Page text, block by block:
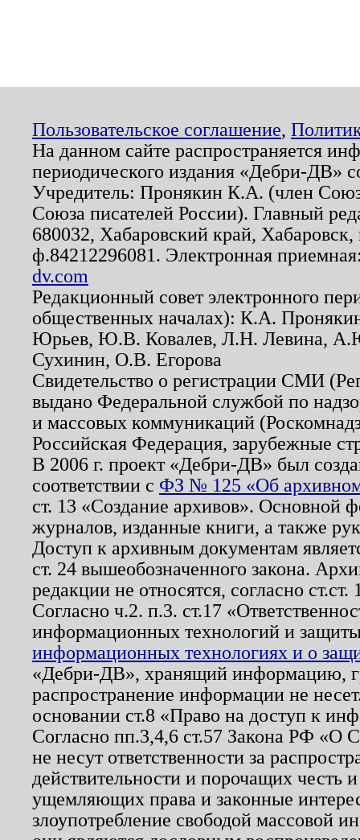
Пользовательское соглашение,
На данном сайте распространяется
периодического издания «Дебри-ДВ»
Учредитель: Пронякин К.А. (член
Союза писателей России). Главный
680032, Хабаровский край,
ф.84212296081. Электронная
dv.com
Редакционный совет электронного
общественных началах): К.А.
Юрьев, Ю.В. Ковалев, Л.Н. Левина,
Сухинин, О.В. Егорова
Свидетельство о регистрации СМИ
выдано Федеральной службой по
и массовых коммуникаций
Российская Федерация, зарубежные
В 2006 г. проект «Дебри-ДВ» был
соответствии с ФЗ № 125 «Об
ст. 13 «Создание архивов». Основной
журналов, изданные книги, а также
Доступ к архивным документам
ст. 24 вышеобозначенного закона.
редакции не относятся, согласно
Согласно ч.2. п.3. ст.17
информационных технологий и
информационных технологиях и о
«Дебри-ДВ», хранящий информацию,
распространение информации не
основании ст.8 «Право на доступ к
Согласно пп.3,4,6 ст.57 Закона РФ «О
не несут ответственности за
действительности и порочащих честь
ущемляющих права и законные
злоупотребление свободой массовой